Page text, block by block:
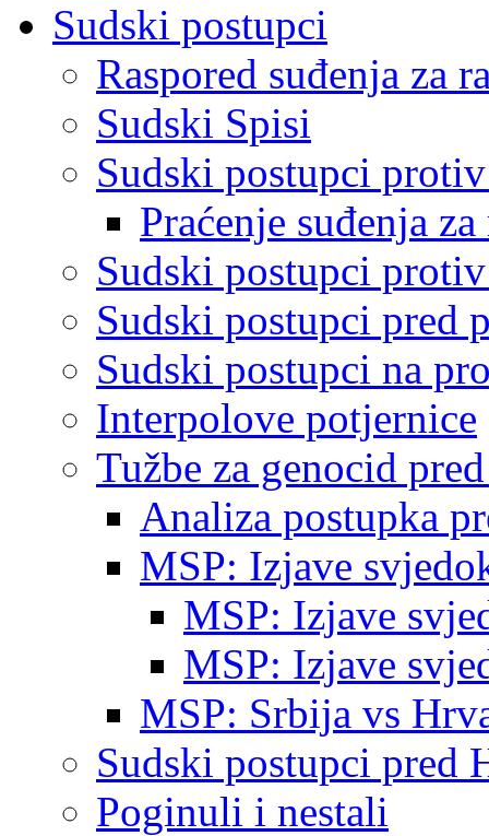
Sudski postupci
Raspored suđenja za
Sudski Spisi
Sudski postupci
Praćenje suđenja
Sudski postupci
Sudski postupci pred
Sudski postupci na
Interpolove potjernice
Tužbe za genocid
Analiza postupka
MSP: Izjave
MSP: Izjave
MSP: Izjave
MSP: Srbija vs
Sudski postupci pred
Poginuli i nestali